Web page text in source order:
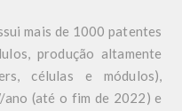
mais de 1000 patentes
produção altamente
células e módulos),
(até o fim de 2022) e